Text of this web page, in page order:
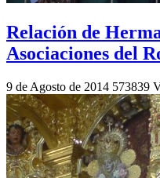
Relación de
Asociaciones del
9 de Agosto de 2014 573839